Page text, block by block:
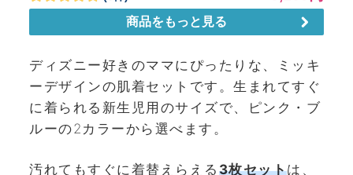
ディズニー好きのママにぴったりな、ミッキ
ーデザインの肌着セットです。生まれてすぐ
に着られる新生児用のサイズで、ピンク・ブ
ルーの2カラーから選べます。
汚れてもすぐに着替えらえる 3枚セットは、